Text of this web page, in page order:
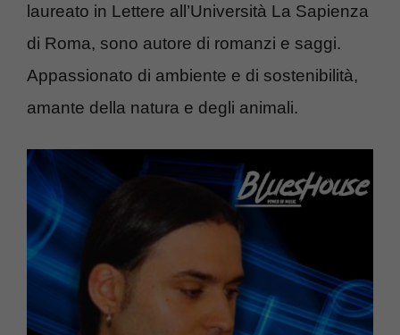
laureato in Lettere all’Università La Sapienza
di Roma, sono autore di romanzi e saggi.
Appassionato di ambiente e di sostenibilità,
amante della natura e degli animali.